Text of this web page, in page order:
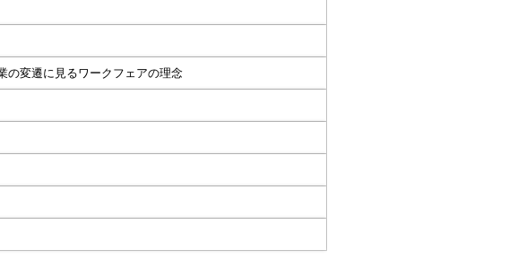
変遷に見るワークフェアの理念